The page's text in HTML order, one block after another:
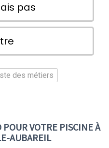
pas
des métiers
VOTRE PISCINE À
AUBAREIL